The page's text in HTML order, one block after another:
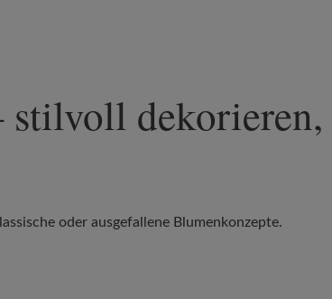
stilvoll
oder ausgefallene Blumenkonzepte.